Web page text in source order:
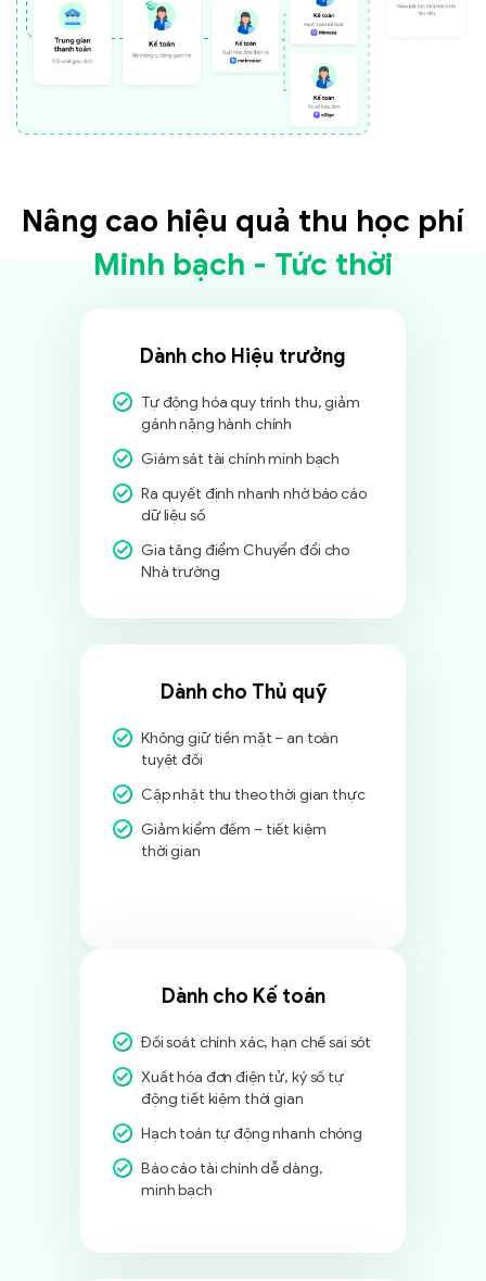
Nâng cao hiệu quả thu học phí
Minh bạch - Tức thời
Dành cho Hiệu trưởng
Tự động hóa quy trình thu, giảm
gánh nặng hành chính
Giám sát tài chính minh bạch
Ra quyết định nhanh nhờ báo cáo
dữ liệu số
Gia tăng điểm Chuyển đổi cho
Nhà trường
Dành cho Thủ quỹ
Không giữ tiền mặt – an toàn
tuyệt đối
Cập nhật thu theo thời gian thực
Giảm kiểm đếm – tiết kiệm
thời gian
Dành cho Kế toán
Đối soát chính xác, hạn chế sai sót
Xuất hóa đơn điện tử, ký số tự
động tiết kiệm thời gian
Hạch toán tự động nhanh chóng
Báo cáo tài chính dễ dàng,
minh bạch